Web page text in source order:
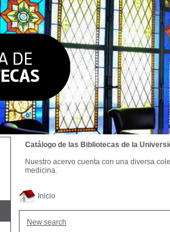
Inicio
New search
Catálogo de las Bibliotecas de la
Nuestro acervo cuenta con una diversa
medicina.